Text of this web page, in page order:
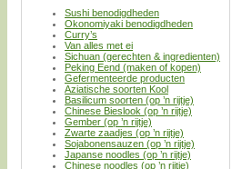
Sushi benodigdheden
Okonomiyaki benodigdheden
Curry’s
Van alles met ei
Sichuan (gerechten & ingredienten)
Peking Eend (maken of kopen)
Gefermenteerde producten
Aziatische soorten Kool
Basilicum soorten (op ’n rijtje)
Chinese Bieslook (op ’n rijtje)
Gember (op ’n rijtje)
Zwarte zaadjes (op ’n rijtje)
Sojabonensauzen (op ’n rijtje)
Japanse noodles (op ’n rijtje)
Chinese noodles (op ’n rijtje)